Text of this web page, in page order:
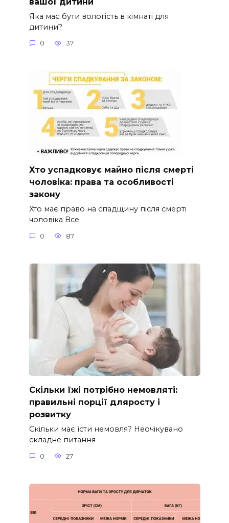
Яка має бути вологість в кімнаті для
дитини?
0 37
Хто успадковує майно після смерті
чоловіка: права та особливості
закону
Хто має право на спадщину після смерті
чоловіка Все
0 87
Скільки їжі потрібно немовляті:
правильні порції дляросту і
розвитку
Скільки має їсти немовля? Неочікувано
складне питання
0 27